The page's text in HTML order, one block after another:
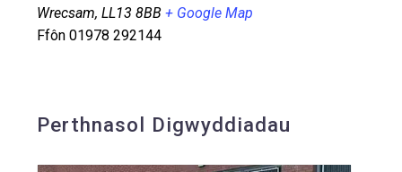
Wrecsam, LL13 8BB + Google Map
Ffôn 01978 292144
Perthnasol Digwyddiadau